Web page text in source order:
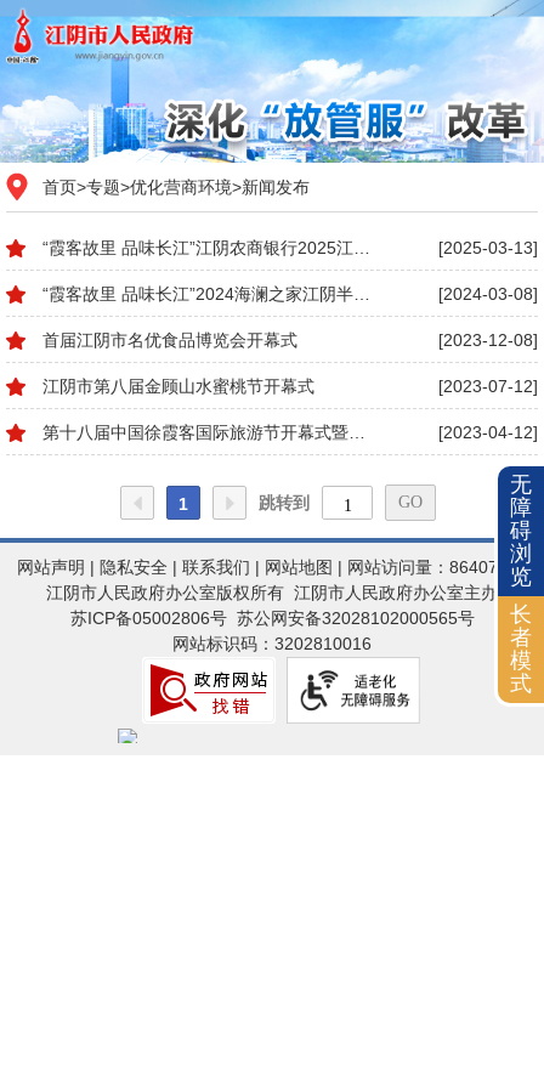
首页>专题>优化营商环境>新闻发布
“霞客故里 品味长江”江阴农商银行2025江阴半程马拉松新闻发布会 [2025-03-13]
“霞客故里 品味长江”2024海澜之家江阴半程马拉松新闻发布会 [2024-03-08]
首届江阴市名优食品博览会开幕式 [2023-12-08]
江阴市第八届金顾山水蜜桃节开幕式 [2023-07-12]
第十八届中国徐霞客国际旅游节开幕式暨运河公园樱花园开园仪式举行 [2023-04-12]
1 跳转到
网站声明 | 隐私安全 | 联系我们 | 网站地图 | 网站访问量：86407854
江阴市人民政府办公室版权所有 江阴市人民政府办公室主办
苏ICP备05002806号 苏公网安备32028102000565号
网站标识码：3202810016
无
障
碍
浏
览
长
者
模
式